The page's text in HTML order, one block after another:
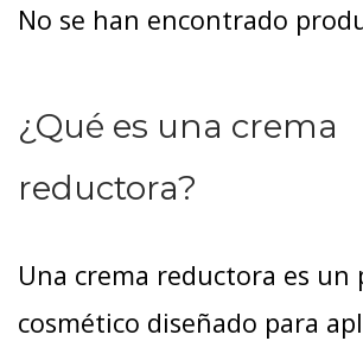
No se han encontrado
¿Qué es una crema
reductora?
Una crema reductora es un
cosmético diseñado para